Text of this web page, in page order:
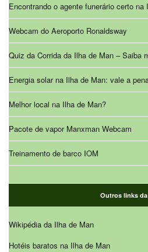
Encontrando o agente funerário certo na
Webcam do Aeroporto Ronaldsway
Quiz da Corrida da Ilha de Man – Saiba
Energia solar na Ilha de Man: vale a
Melhor local na Ilha de Man?
Pacote de vapor Manxman Webcam
Treinamento de barco IOM
Outros links da
Wikipédia da Ilha de Man
Hotéis baratos na Ilha de Man